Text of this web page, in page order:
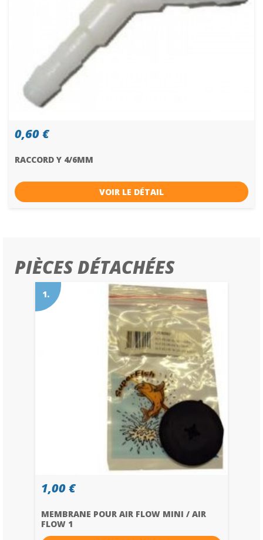
0,60 €
RACCORD Y 4/6MM
VOIR LE DÉTAIL
PIÈCES DÉTACHÉES
1.
1,00 €
MEMBRANE POUR AIR FLOW MINI / AIR
FLOW 1